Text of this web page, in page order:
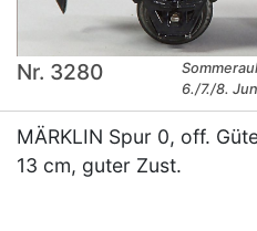
Nr. 3280
6./7./8.
MÄRKLIN Spur 0, off.
13 cm, guter Zust.